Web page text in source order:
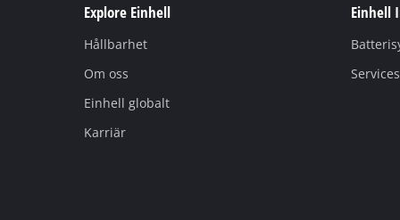
Explore Einhell
Hållbarhet
Om oss
Einhell globalt
Karriär
Einhell
Services